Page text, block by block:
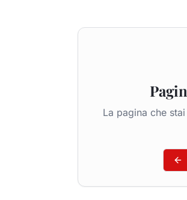
La pagina che